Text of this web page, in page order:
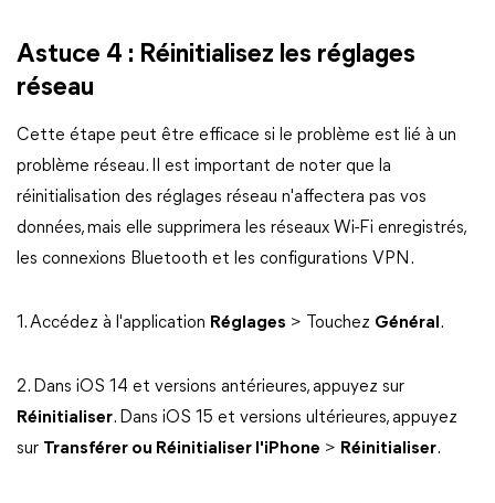
Astuce 4 : Réinitialisez les réglages
réseau
Cette étape peut être efficace si le problème est lié à un
problème réseau. Il est important de noter que la
réinitialisation des réglages réseau n'affectera pas vos
données, mais elle supprimera les réseaux Wi-Fi enregistrés,
les connexions Bluetooth et les configurations VPN.
1. Accédez à l'application Réglages > Touchez Général .
2. Dans iOS 14 et versions antérieures, appuyez sur
Réinitialiser. Dans iOS 15 et versions ultérieures, appuyez
sur Transférer ou Réinitialiser l'iPhone > Réinitialiser.